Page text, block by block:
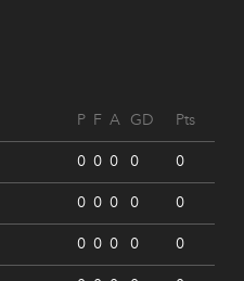
P F A GD Pts
0 0 0 0 0
0 0 0 0 0
0 0 0 0 0